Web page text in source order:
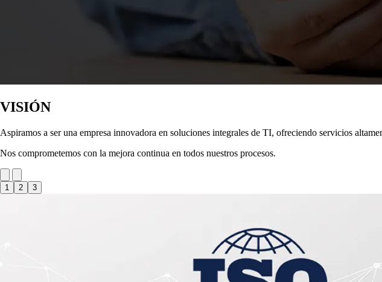
VISIÓN
Aspiramos a ser una empresa innovadora en soluciones integrales de TI, ofreciendo servicios
Nos comprometemos con la mejora continua en todos nuestros procesos.
1 2 3